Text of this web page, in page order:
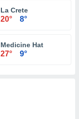
La Crete
20° 8°
Medicine Hat
27° 9°